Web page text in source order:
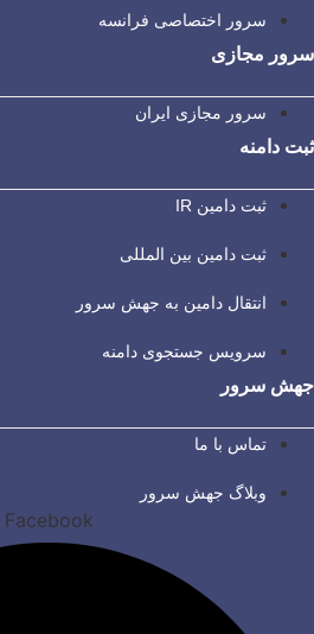
سرور اختصاصی فرانسه
سرور مجازی
سرور مجازی ایران
ثبت دامنه
ثبت دامین IR
ثبت دامین بین المللی
انتقال دامین به جهش سرور
سرویس جستجوی دامنه
جهش سرور
تماس با ما
وبلاگ جهش سرور
Facebook